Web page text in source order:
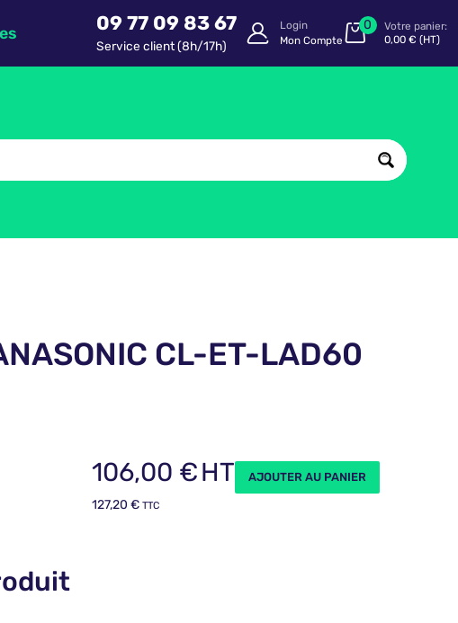
09 77 09 83 67
Service client (8h/17h)
Login
Mon Compte
0
Votre panier:
0,00€ (HT)
CL-ET-LAD60
AJOUTER AU PANIER
106,00 €HT
127,20 € TTC